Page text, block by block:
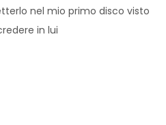
nel mio primo disco visto
in lui